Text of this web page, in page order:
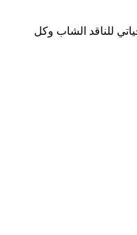
للناقد الشاب وكل